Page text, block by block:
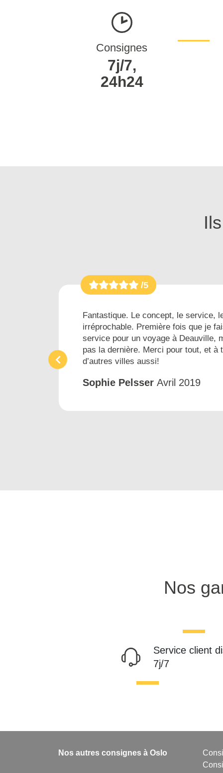
Consignes
7j/7,
24h24
/5
Fantastique. Le concept, le service,
irréprochable. Première fois que je
service pour un voyage à Deauville,
pas la dernière. Merci pour tout, et à
d’autres villes aussi!
Sophie Pelsser Avril 2019
Nos
Service client
7j/7
Nos autres consignes à Oslo